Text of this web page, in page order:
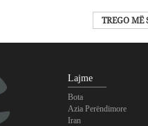
TREGO MË
Lajme
Bota
Azia Perëndimore
Iran